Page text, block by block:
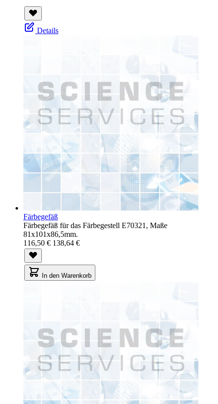
Details
Färbegefäß
Färbegefäß für das Färbegestell E70321, Maße
81x101x86,5mm.
116,50 € 138,64 €
In den Warenkorb